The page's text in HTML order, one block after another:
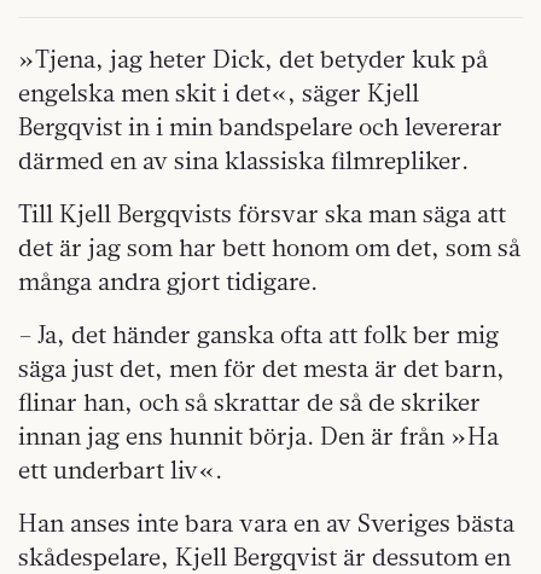
»Tjena, jag heter Dick, det betyder kuk på
engelska men skit i det«, säger Kjell
Bergqvist in i min bandspelare och levererar
därmed en av sina klassiska filmrepliker.
Till Kjell Bergqvists försvar ska man säga att
det är jag som har bett honom om det, som så
många andra gjort tidigare.
– Ja, det händer ganska ofta att folk ber mig
säga just det, men för det mesta är det barn,
flinar han, och så skrattar de så de skriker
innan jag ens hunnit börja. Den är från »Ha
ett underbart liv«.
Han anses inte bara vara en av Sveriges bästa
skådespelare, Kjell Bergqvist är dessutom en